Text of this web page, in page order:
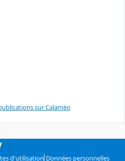
sur Calaméo
d'utilisation Données personnelles